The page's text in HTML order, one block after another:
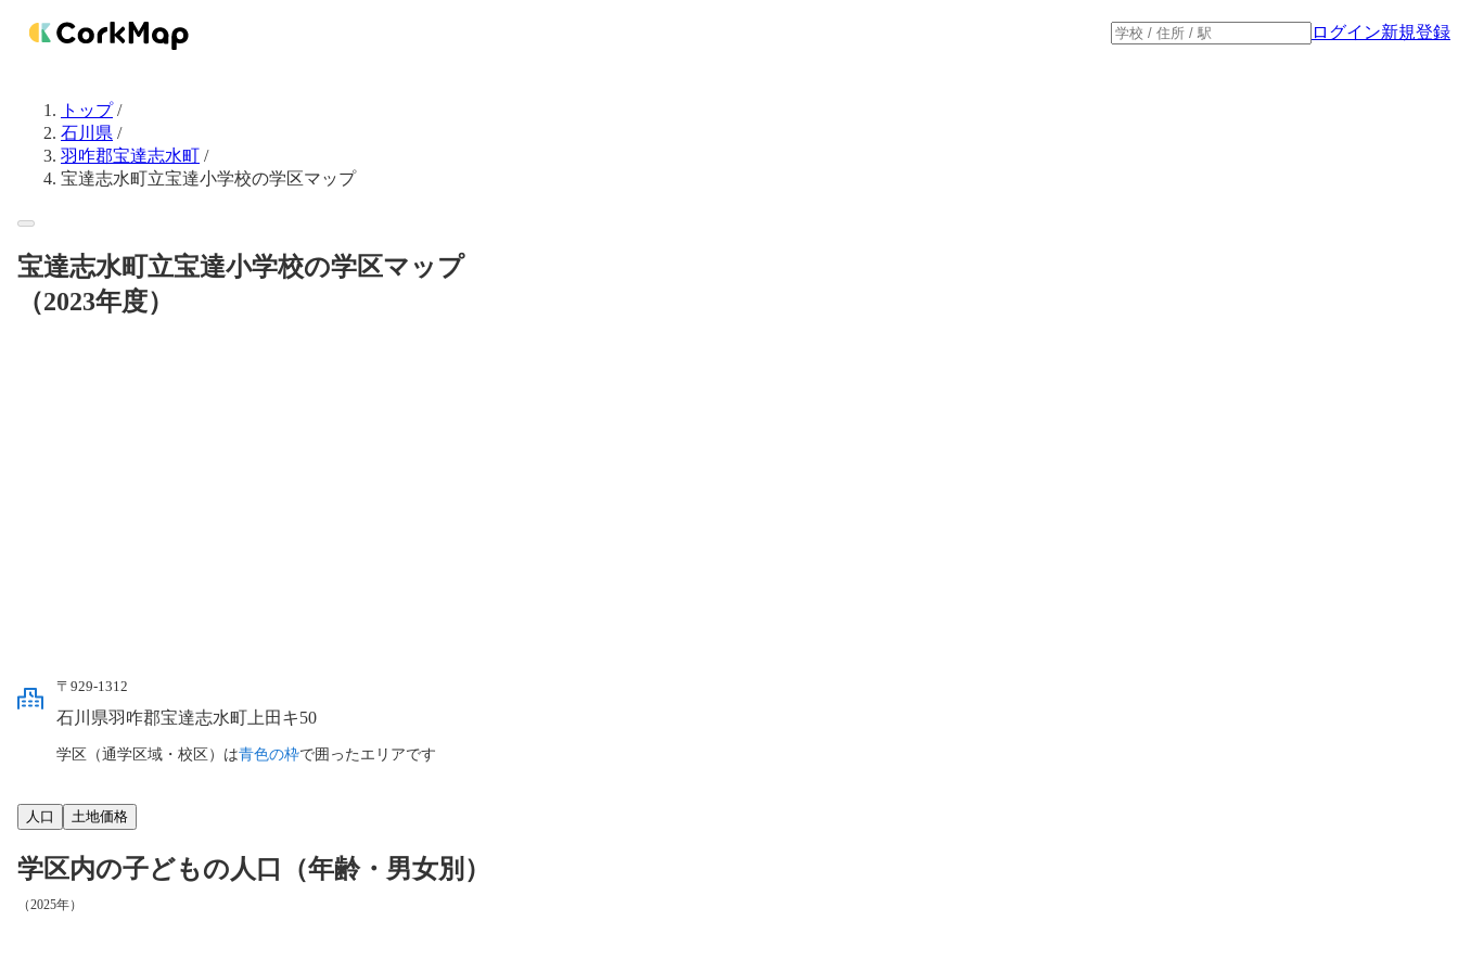
ログイン新規登録
トップ/
石川県 /
羽咋郡宝達志水町 /
宝達志水町立宝達小学校の学区マップ
宝達志水町立宝達小学校の学区マップ
（2023年度）
〒929-1312
石川県羽咋郡宝達志水町上田キ50
学区（通学区域・校区）は青色の枠で囲ったエリアです
人口 土地価格
学区内の子どもの人口（年齢・男女別）
（2025年）